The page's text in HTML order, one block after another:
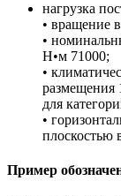
нагрузка
• вращение
•
Н•м 71000;
•
для
•
плоскостью
Пример